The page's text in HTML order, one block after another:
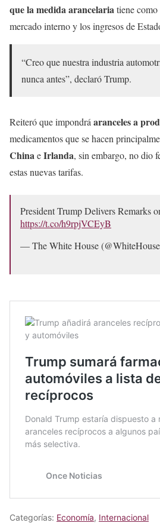
que la medida arancelariatiene
mercado interno y los ingresos de
“Creo que nuestra industria
nunca antes”, declaró Trump.
Reiteró que impondrá aranceles a
medicamentos que se hacen
ChinaeIrlanda, sin embargo, no dio
estas nuevas tarifas.
President Trump Delivers Remarks
https://t.co/h9rpjVCEyB
— The White House
Categorías: Economía, Internacional